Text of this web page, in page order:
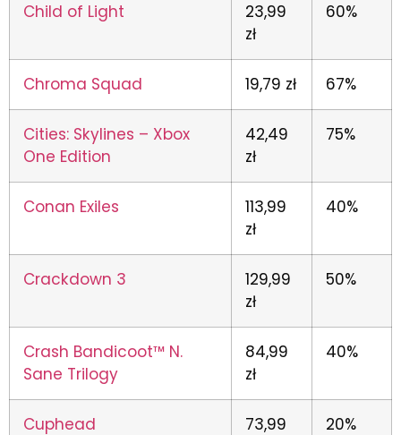
Child of Light
23,99
zł
60%
Chroma Squad 19,79 zł 67%
Cities: Skylines – Xbox
One Edition
42,49
zł
75%
Conan Exiles
113,99
zł
40%
Crackdown 3
129,99
zł
50%
Crash Bandicoot™ N.
Sane Trilogy
84,99
zł
40%
Cuphead 73,99 20%